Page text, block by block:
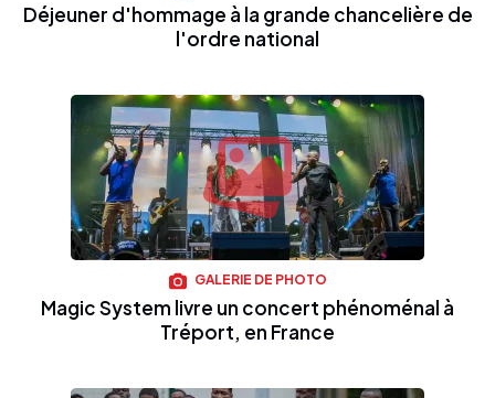
Déjeuner d'hommage à la grande chancelière de
l'ordre national
GALERIE DE PHOTO
Magic System livre un concert phénoménal à
Tréport, en France